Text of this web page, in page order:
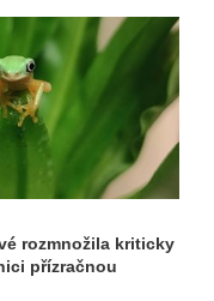
rozmnožila kriticky
přízračnou